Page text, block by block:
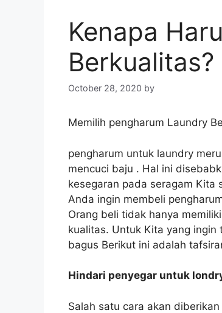
Kenapa
Berkualitas?
October 28, 2020 by
Memilih pengharum Laundry
pengharum untuk laundry
mencuci baju . Hal ini
kesegaran pada seragam Kita
Anda ingin membeli
Orang beli tidak hanya
kualitas. Untuk Kita yang
bagus Berikut ini adalah
Hindari penyegar untuk
Salah satu cara akan